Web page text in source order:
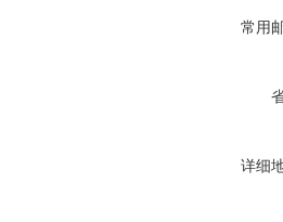
常用
详细